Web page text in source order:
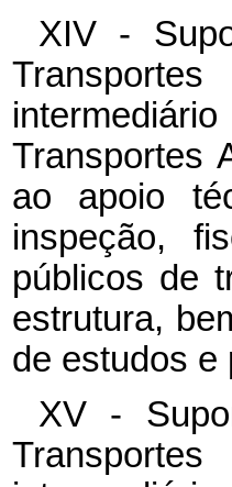
XIV -
Transportes
ao apoio
inspeção,
públicos de
estrutura,
de estudos e
XV -